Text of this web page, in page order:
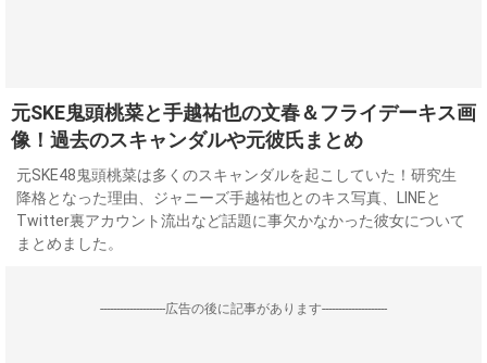
元SKE鬼頭桃菜と手越祐也の文春＆フライデーキス画
像！過去のスキャンダルや元彼氏まとめ
元SKE48鬼頭桃菜は多くのスキャンダルを起こしていた！研究生
降格となった理由、ジャニーズ手越祐也とのキス写真、LINEと
Twitter裏アカウント流出など話題に事欠かなかった彼女について
まとめました。
--------------------広告の後に記事があります--------------------